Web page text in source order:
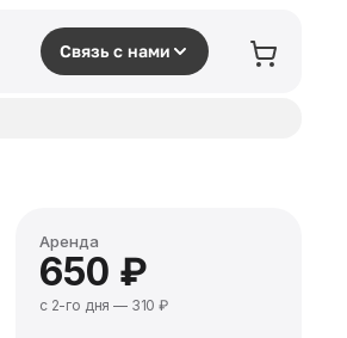
Связь с нами
Аренда
650 ₽
с 2-го дня — 310 ₽